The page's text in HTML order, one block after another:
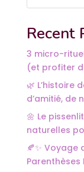
Recent
3 micro-
(et profiter
🌿 L’histoire
d’amitié, de
🌼 Le
naturelles
🍂✨ Voyage